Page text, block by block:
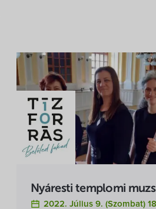
Nyáresti templomi
2022. Július 9. (szombat)